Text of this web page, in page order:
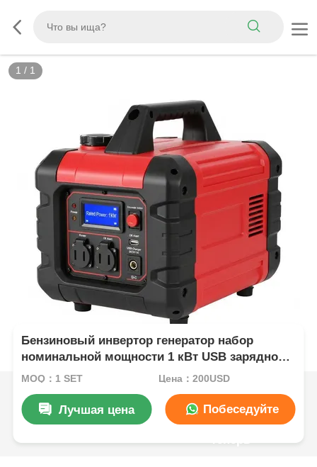
1 / 1
Бензиновый инвертор генератор набор
номинальной мощности 1 кВт USB зарядное
устройство DC5V1A портативное решение
MOQ：1 SET Цена：200USD
Лучшая цена Побеседуйте